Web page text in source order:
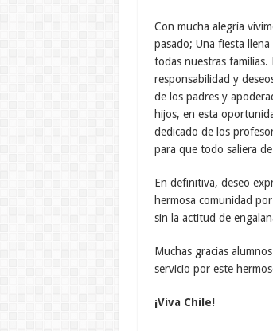
Con mucha alegría
pasado; Una fiesta
todas nuestras
responsabilidad y
de los padres y
hijos, en esta
dedicado de los
para que todo saliera
En definitiva, deseo
hermosa comunidad
sin la actitud de
Muchas gracias
servicio por este
¡Viva Chile!